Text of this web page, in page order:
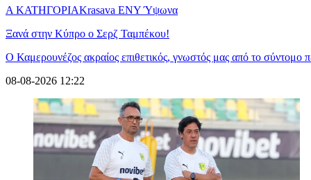
Α ΚΑΤΗΓΟΡΙΑKrasava ENY Ύψωνα
Ξανά στην Κύπρο ο Σερζ Ταμπέκου!
Ο Καμερουνέζος ακραίος επιθετικός, γνωστός μας από το
08-08-2026 12:22